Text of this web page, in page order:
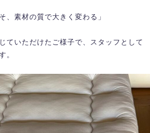
、素材の質で大きく変わる」
ていただけたご様子で、スタッフとして
。